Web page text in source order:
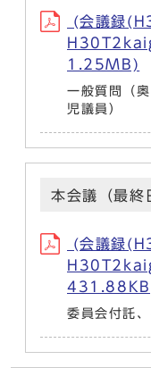
(会議録
1.25MB)
一般質問（
児議員）
本会議（最終
(会議録
委員会付託